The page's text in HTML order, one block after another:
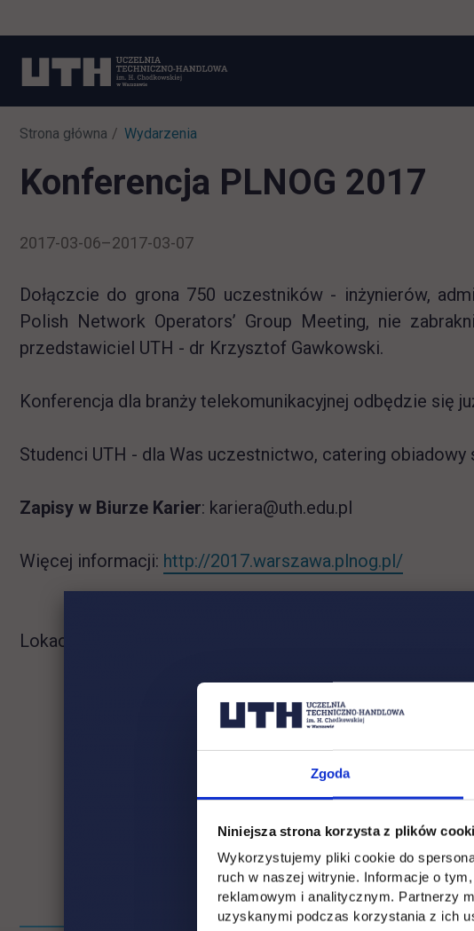
Zgoda
Niniejsza strona korzysta z plików
Wykorzystujemy pliki cookie do
ruch w naszej witrynie. Informacje o
reklamowym i analitycznym. Partnerzy
uzyskanymi podczas korzystania z ich
Strona główna Wydarzenia
Konferencja PLNOG 2017
2017-03-06–2017-03-07
Dołączcie do grona 750 uczestników - inżynierów,
Polish Network Operators’ Group Meeting, nie
przedstawiciel UTH - dr Krzysztof Gawkowski.
Konferencja dla branży telekomunikacyjnej odbędzie się
Studenci UTH - dla Was uczestnictwo, catering
Zapisy w Biurze Karier: kariera@uth.edu.pl
Więcej informacji: http://2017.warszawa.plnog.pl/link
Lokacja: Hotel Marriott, Aleje Jerozolimskie 65/79 00-697